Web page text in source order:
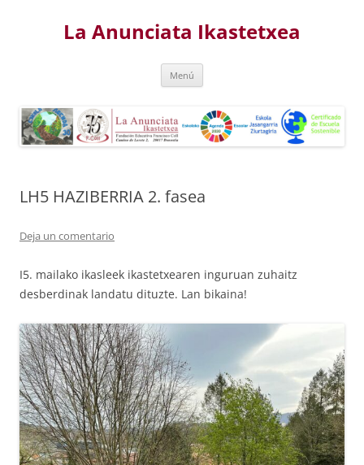
contenidoLa Anunciata Ikastetxea
Menú
LH5 HAZIBERRIA 2. fasea
Deja un comentario
I5. mailako ikasleek ikastetxearen inguruan zuhaitz
desberdinak landatu dituzte. Lan bikaina!